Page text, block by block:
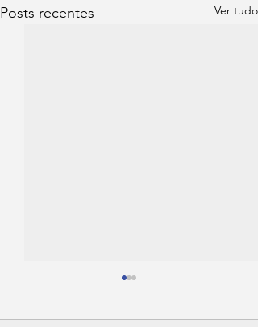
Posts recentes Ver tudo